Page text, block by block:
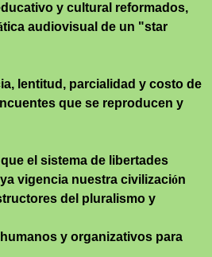
y cultural reformados,
tica audiovisual de un "star
lentitud, parcialidad y costo de
que se reproducen y
el sistema de libertades
vigencia nuestra civilización
del pluralismo y
y organizativos para